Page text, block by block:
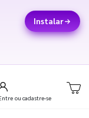
Instalar
ou cadastre-se